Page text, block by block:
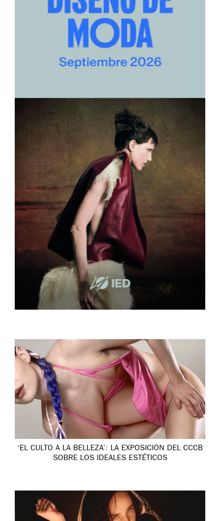
‘EL CULTO A LA BELLEZA’: LA EXPOSICIÓN DEL CCCB
SOBRE LOS IDEALES ESTÉTICOS